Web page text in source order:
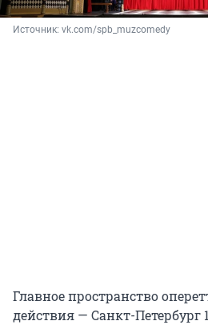
Источник: vk.com/spb_muzcomedy
Главное пространство
действия — Санкт-Петербург